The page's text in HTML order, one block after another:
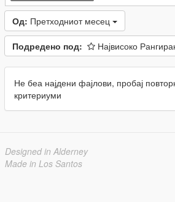
Од: Претходниот месец
Подредено под: Највисоко
Не беа најдени фајлови, пробај
критериуми
Designed in Alderney
Made in Los Santos